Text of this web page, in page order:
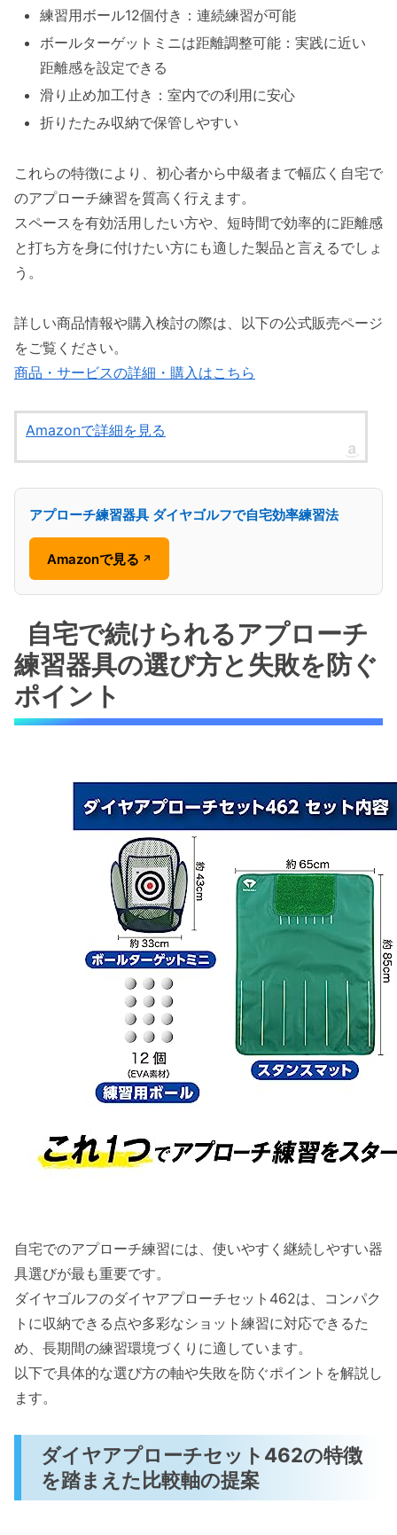
練習用ボール12個付き：連続練習が可能
ボールターゲットミニは距離調整可能：実践に近い
距離感を設定できる
滑り止め加工付き：室内での利用に安心
折りたたみ収納で保管しやすい
これらの特徴により、初心者から中級者まで幅広く自宅で
のアプローチ練習を質高く行えます。
スペースを有効活用したい方や、短時間で効率的に距離感
と打ち方を身に付けたい方にも適した製品と言えるでしょ
う。
詳しい商品情報や購入検討の際は、以下の公式販売ページ
をご覧ください。
商品・サービスの詳細・購入はこちら
Amazonで詳細を見る
アプローチ練習器具 ダイヤゴルフで自宅効率練習法
Amazonで見る ↗
自宅で続けられるアプローチ
練習器具の選び方と失敗を防ぐ
ポイント
自宅でのアプローチ練習には、使いやすく継続しやすい器
具選びが最も重要です。
ダイヤゴルフのダイヤアプローチセット462は、コンパク
トに収納できる点や多彩なショット練習に対応できるた
め、長期間の練習環境づくりに適しています。
以下で具体的な選び方の軸や失敗を防ぐポイントを解説し
ます。
ダイヤアプローチセット462の特徴
を踏まえた比較軸の提案